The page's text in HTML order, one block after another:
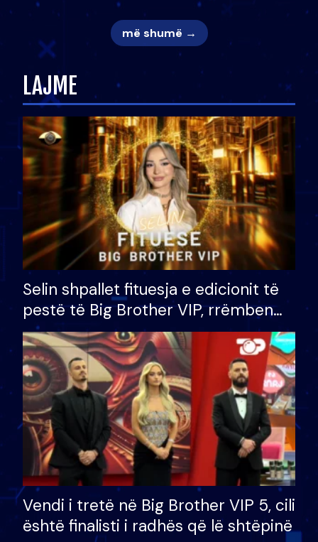
më shumë →
LAJME
Selin shpallet fituesja e edicionit të
pestë të Big Brother VIP, rrëmben
çmimin e madh prej 100 mijë eurosh
Vendi i tretë në Big Brother VIP 5, cili
është finalisti i radhës që lë shtëpinë